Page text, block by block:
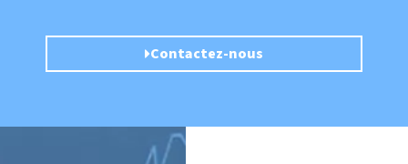
Contactez-nous